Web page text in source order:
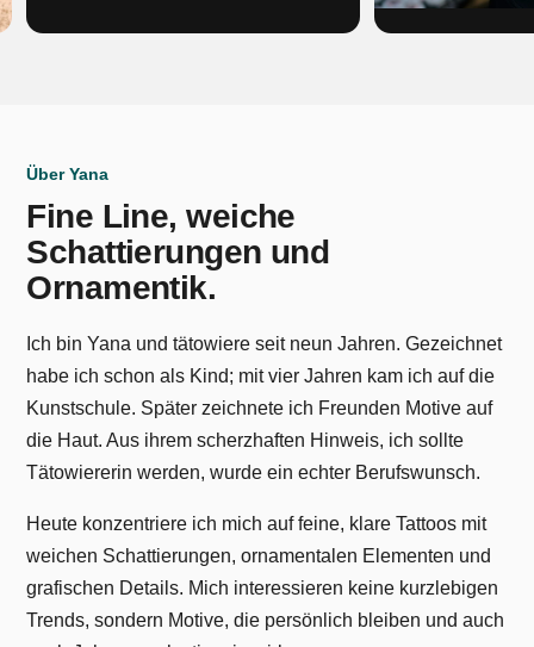
Über Yana
Fine Line, weiche
Schattierungen und
Ornamentik.
Ich bin Yana und tätowiere seit neun Jahren. Gezeichnet
habe ich schon als Kind; mit vier Jahren kam ich auf die
Kunstschule. Später zeichnete ich Freunden Motive auf
die Haut. Aus ihrem scherzhaften Hinweis, ich sollte
Tätowiererin werden, wurde ein echter Berufswunsch.
Heute konzentriere ich mich auf feine, klare Tattoos mit
weichen Schattierungen, ornamentalen Elementen und
grafischen Details. Mich interessieren keine kurzlebigen
Trends, sondern Motive, die persönlich bleiben und auch